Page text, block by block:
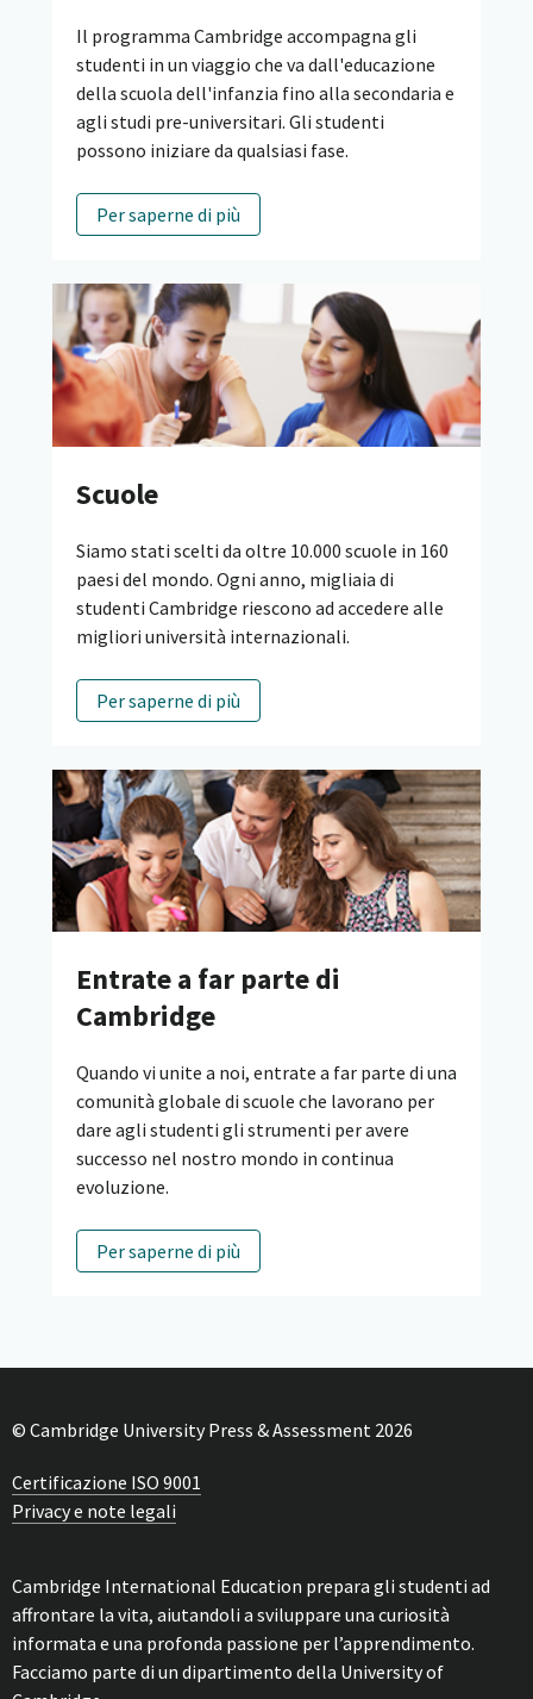
Il programma Cambridge accompagna gli
studenti in un viaggio che va dall'educazione
della scuola dell'infanzia fino alla secondaria e
agli studi pre-universitari. Gli studenti
possono iniziare da qualsiasi fase.
Per saperne di più
Scuole
Siamo stati scelti da oltre 10.000 scuole in 160
paesi del mondo. Ogni anno, migliaia di
studenti Cambridge riescono ad accedere alle
migliori università internazionali.
Per saperne di più
Entrate a far parte di
Cambridge
Quando vi unite a noi, entrate a far parte di una
comunità globale di scuole che lavorano per
dare agli studenti gli strumenti per avere
successo nel nostro mondo in continua
evoluzione.
Per saperne di più
© Cambridge University Press & Assessment 2026
Certificazione ISO 9001
Privacy e note legali
Cambridge International Education prepara gli studenti ad
affrontare la vita, aiutandoli a sviluppare una curiosità
informata e una profonda passione per l’apprendimento.
Facciamo parte di un dipartimento della University of